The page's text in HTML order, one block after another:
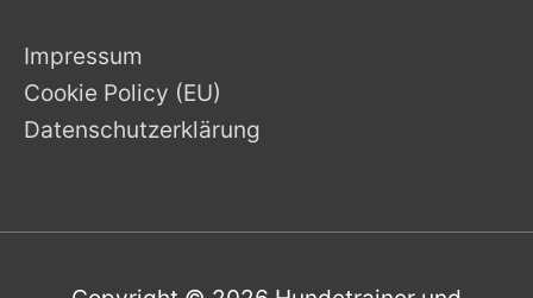
Impressum
Cookie Policy (EU)
Datenschutzerklärung